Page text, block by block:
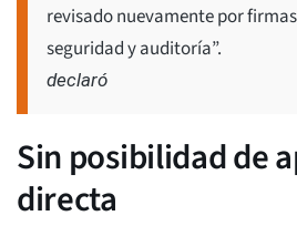
revisado nuevamente por
seguridad y auditoría”.
declaró
Sin posibilidad de
directa